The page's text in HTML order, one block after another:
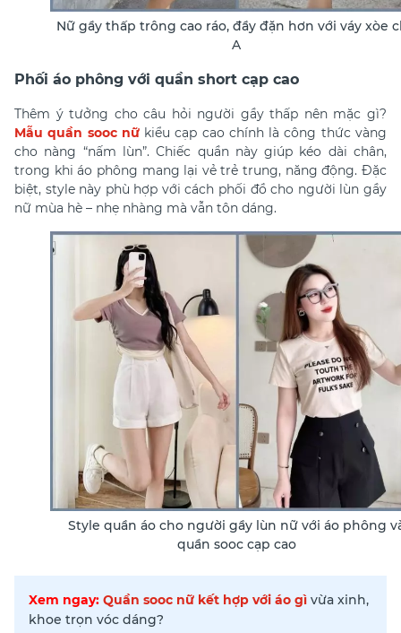
Nữ gầy thấp trông cao ráo, đầy đặn hơn với váy xòe
A
Phối áo phông với quần short cạp cao
Thêm ý tưởng cho câu hỏi người gầy thấp nên mặc gì?
Mẫu quần sooc nữkiểu cạp cao chính là công thức vàng
cho nàng “nấm lùn”. Chiếc quần này giúp kéo dài chân,
trong khi áo phông mang lại vẻ trẻ trung, năng động. Đặc
biệt, style này phù hợp với cách phối đồ cho người lùn gầy
nữ mùa hè – nhẹ nhàng mà vẫn tôn dáng.
Style quần áo cho người gầy lùn nữ với áo phông
quần sooc cạp cao
Xem ngay: Quần sooc nữ kết hợp với áo gì vừa xinh,
khoe trọn vóc dáng?